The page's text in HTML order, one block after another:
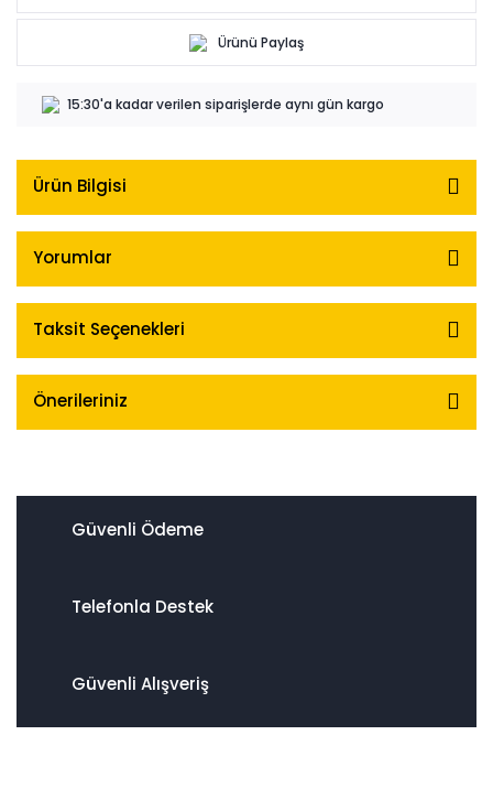
Ürünü Paylaş
15:30'a kadar verilen siparişlerde aynı gün kargo
Ürün Bilgisi
Yorumlar
Taksit Seçenekleri
Önerileriniz
Güvenli Ödeme
Telefonla Destek
Güvenli Alışveriş